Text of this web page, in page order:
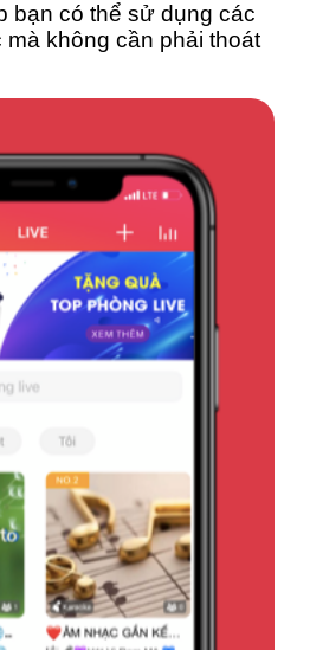
bạn có thể sử dụng các
không cần phải thoát